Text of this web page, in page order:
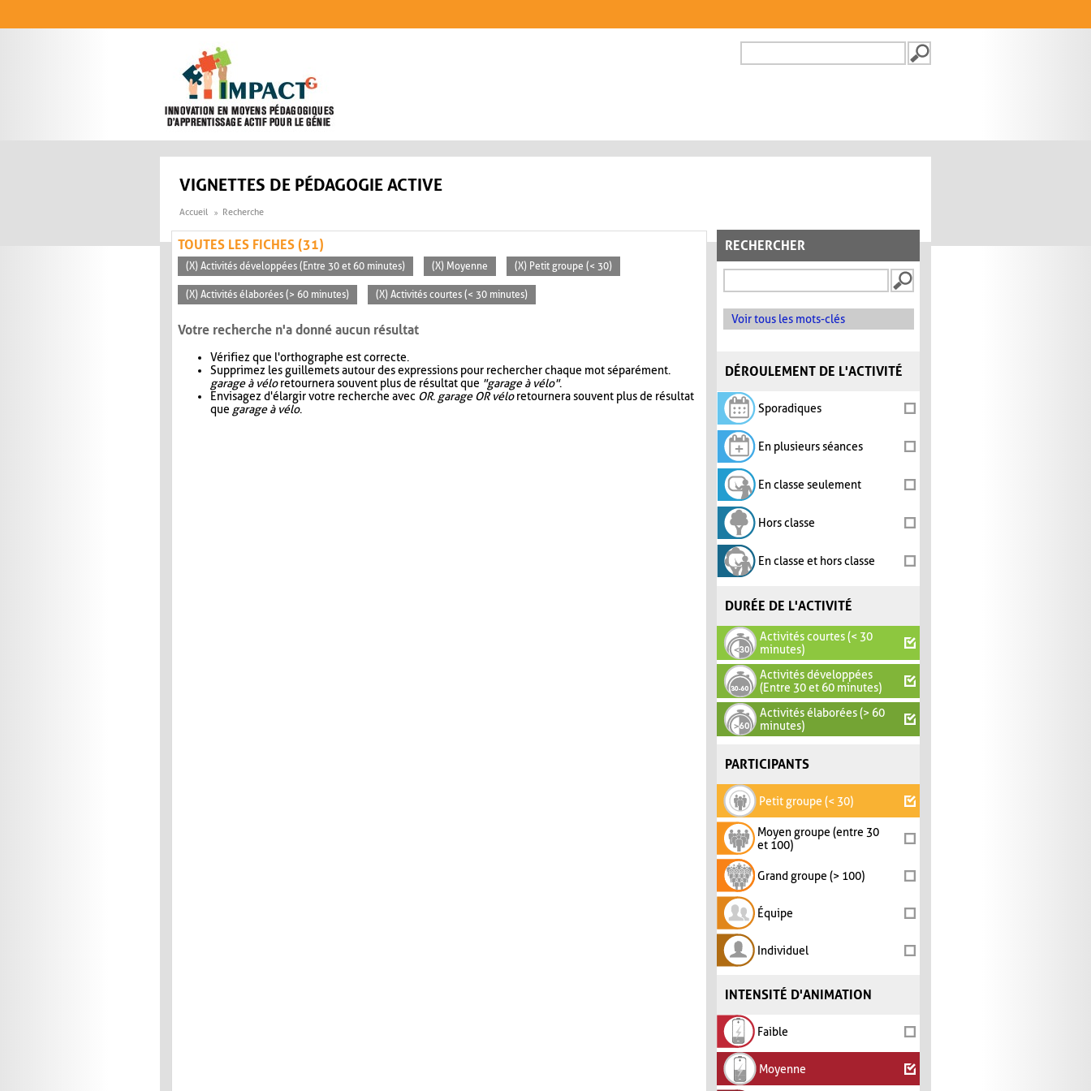
FORMULAIRE DE
VIGNETTES DE PÉDAGOGIE ACTIVE
Accueil Recherche
RECHERCHER
Voir tous les mots-clés
DÉROULEMENT DE L'ACTIVITÉ
Sporadiques
En plusieurs séances
En classe seulement
Hors classe
En classe et hors classe
DURÉE DE L'ACTIVITÉ
Activités courtes (< 30
minutes)
Activités développées
(Entre 30 et 60 minutes)
Activités élaborées (> 60
minutes)
PARTICIPANTS
Petit groupe (< 30)
Moyen groupe (entre 30
et 100)
Grand groupe (> 100)
Équipe
Individuel
INTENSITÉ D'ANIMATION
Faible
Moyenne
TOUTES LES FICHES (31)
(X) Activités développées (Entre 30 et 60 minutes) (X) Moyenne (X) Petit groupe (< 30)
(X) Activités élaborées (> 60 minutes) (X) Activités courtes (< 30 minutes)
Votre recherche n'a donné aucun résultat
Vérifiez que l'orthographe est correcte.
Supprimez les guillemets autour des expressions pour rechercher chaque mot séparément.
garage à véloretournera souvent plus de résultat que "garage à vélo".
Envisagez d'élargir votre recherche avec OR. garage OR véloretournera souvent plus de résultat
que garage à vélo.